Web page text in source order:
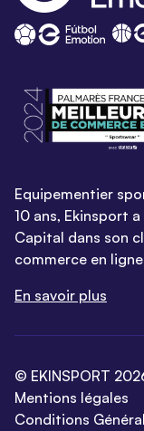
Equipementier
10 ans, Ekinsport
Capital dans son
commerce en
En savoir plus
© EKINSPORT
Mentions légales
Conditions